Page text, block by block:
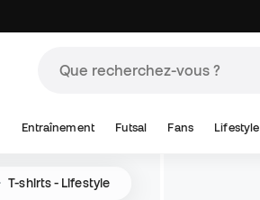
Entraînement Futsal Fans Lifestyle
T-shirts - Lifestyle